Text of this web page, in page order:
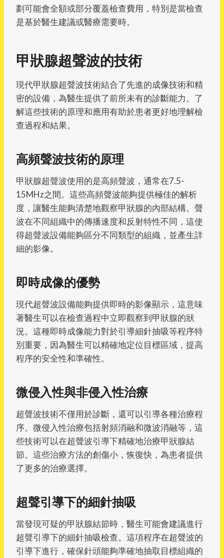
劃可能會全額或部分覆蓋檢查費用，特別是當檢查
是基於醫生建議或醫療需要時。
甲狀腺超聲波的技術
現代甲狀腺超聲波技術結合了先進的成像技術和精
密的設備，為醫生提供了前所未有的診斷能力。了
解這些技術的原理和應用有助於患者更好地理解檢
查過程和結果。
高頻聲波技術的原理
甲狀腺超聲波使用的是高頻聲波，通常在7.5-
15MHz之間。這些高頻聲波能夠提供極佳的解析
度，讓醫生能夠清楚地觀察甲狀腺的內部結構。聲
波在不同組織中的傳播速度和反射特性不同，這使
得超聲波設備能夠區分不同類型的組織，並產生詳
細的影像。
即時成像的優勢
現代超聲波設備能夠提供即時的影像顯示，這意味
著醫生可以在檢查過程中立即觀察到甲狀腺的狀
況。這種即時成像能力對於引導細針抽吸等程序特
別重要，因為醫生可以精確地定位目標區域，提高
程序的安全性和準確性。
微侵入性與非侵入性治療
超聲波技術不僅用於診斷，還可以引導各種治療程
序。微侵入性治療包括射頻消融和微波消融等，這
些技術可以在超聲波引導下精確地治療甲狀腺結
節。這些治療方法的創傷小，恢復快，為患者提供
了更多的治療選擇。
超聲引導下的細針抽吸
當發現可疑的甲狀腺結節時，醫生可能會建議進行
超聲引導下的細針抽吸檢查。這項程序在超聲波的
引導下進行，確保針頭能夠準確地抽取目標組織的